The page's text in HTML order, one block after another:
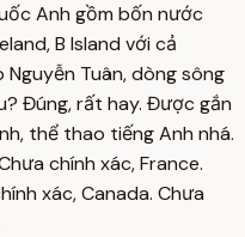
Anh gồm bốn nước
B Island với cả
Tuân, dòng sông
Đúng, rất hay. Được gắn
thể thao tiếng Anh nhá.
chính xác, France.
xác, Canada. Chưa